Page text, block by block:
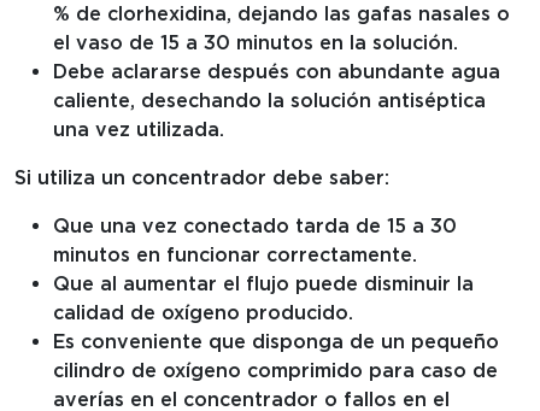
% de clorhexidina, dejando las gafas nasales o
el vaso de 15 a 30 minutos en la solución.
Debe aclararse después con abundante agua
caliente, desechando la solución antiséptica
una vez utilizada.
Si utiliza un concentrador debe saber:
Que una vez conectado tarda de 15 a 30
minutos en funcionar correctamente.
Que al aumentar el flujo puede disminuir la
calidad de oxígeno producido.
Es conveniente que disponga de un pequeño
cilindro de oxígeno comprimido para caso de
averías en el concentrador o fallos en el